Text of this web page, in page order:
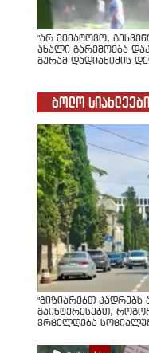
"არ მიმატოვო,
ახალი გარემოება
გურამ დადიანიძის
ბოლო სიახლეები
"გიზიარებთ კადრებს
გაინტერესებთ,
ვრცელდება